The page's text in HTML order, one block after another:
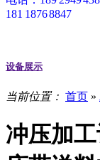
181 1876 8847
设备展示
当前位置： 首页 »
冲压加